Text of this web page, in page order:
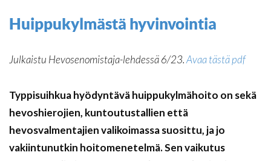
Huippukylmästä hyvinvointia
Julkaistu Hevosenomistaja-lehdessä 6/23.Avaa tästä pdf
Typpisuihkua hyödyntävä huippukylmähoito on sekä
hevoshierojien, kuntoutustallien että
hevosvalmentajien valikoimassa suosittu, ja jo
vakiintunutkin hoitomenetelmä. Sen vaikutus